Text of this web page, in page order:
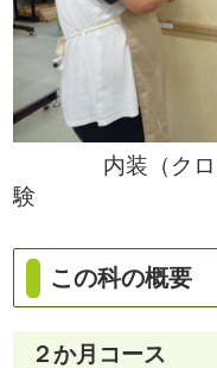
内装（クロス
験 電
この科の概要
２か月コース